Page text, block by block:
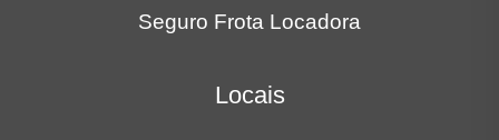
Seguro Frota Locadora
Locais